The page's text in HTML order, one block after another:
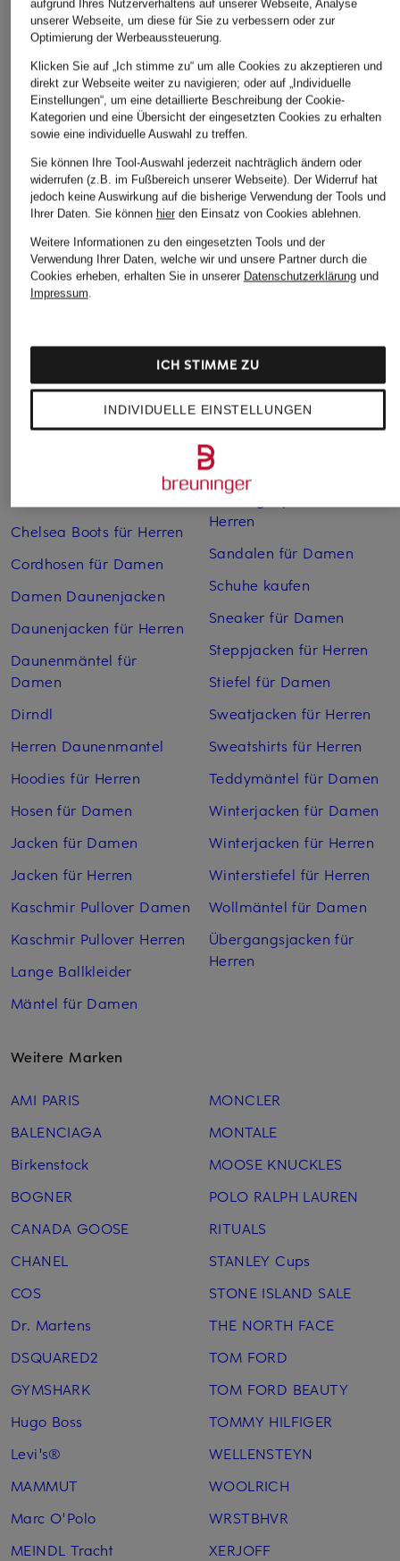
lollys laundry
Jacke EMILIALL
149,99 €
+Aktionsrabatt
darling harbour
Blouson
69,99 €
Bestpreis:149,99 €
MARC CAIN
Jeansjacke
Bestpreis:169,99 €
Ursprünglich:259 €
Bikinis Damen
Boots für Damen
Chelsea Boots für Herren
Cordhosen für Damen
Damen Daunenjacken
Daunenjacken für Herren
Daunenmäntel für
Damen
Dirndl
Herren Daunenmantel
Hoodies für Herren
Hosen für Damen
Jacken für Damen
Jacken für Herren
Kaschmir Pullover Damen
Kaschmir Pullover Herren
Lange Ballkleider
Mäntel für Damen
Mäntel für Herren
Pullover für Damen
Pullover für Herren
Rollkragenpullover für
Herren
Sandalen für Damen
Schuhe kaufen
Sneaker für Damen
Steppjacken für Herren
Stiefel für Damen
Sweatjacken für Herren
Sweatshirts für Herren
Teddymäntel für Damen
Winterjacken für Damen
Winterjacken für Herren
Winterstiefel für Herren
Wollmäntel für Damen
Übergangsjacken für
Herren
Weitere Marken
AMI PARIS
BALENCIAGA
Birkenstock
BOGNER
CANADA GOOSE
CHANEL
COS
Dr. Martens
DSQUARED2
GYMSHARK
Hugo Boss
Levi's®
MAMMUT
Marc O'Polo
MEINDL Tracht
MONCLER
MONTALE
MOOSE KNUCKLES
POLO RALPH LAUREN
RITUALS
STANLEY Cups
STONE ISLAND SALE
THE NORTH FACE
TOM FORD
TOM FORD BEAUTY
TOMMY HILFIGER
WELLENSTEYN
WOOLRICH
WRSTBHVR
XERJOFF
aufgrund Ihres Nutzerverhaltens auf unserer Webseite, Analyse
unserer Webseite, um diese für Sie zu verbessern oder zur
Optimierung der Werbeaussteuerung.
Klicken Sie auf „Ich stimme zu“ um alle Cookies zu akzeptieren und
direkt zur Webseite weiter zu navigieren; oder auf „Individuelle
Einstellungen“, um eine detaillierte Beschreibung der Cookie-
Kategorien und eine Übersicht der eingesetzten Cookies zu erhalten
sowie eine individuelle Auswahl zu treffen.
Sie können Ihre Tool-Auswahl jederzeit nachträglich ändern oder
widerrufen (z.B. im Fußbereich unserer Webseite). Der Widerruf hat
jedoch keine Auswirkung auf die bisherige Verwendung der Tools und
Ihrer Daten. Sie können hierden Einsatz von Cookies ablehnen.
Weitere Informationen zu den eingesetzten Tools und der
Verwendung Ihrer Daten, welche wir und unsere Partner durch die
Cookies erheben, erhalten Sie in unserer Datenschutzerklärungund
Impressum.
INDIVIDUELLE EINSTELLUNGEN
ICH STIMME ZU